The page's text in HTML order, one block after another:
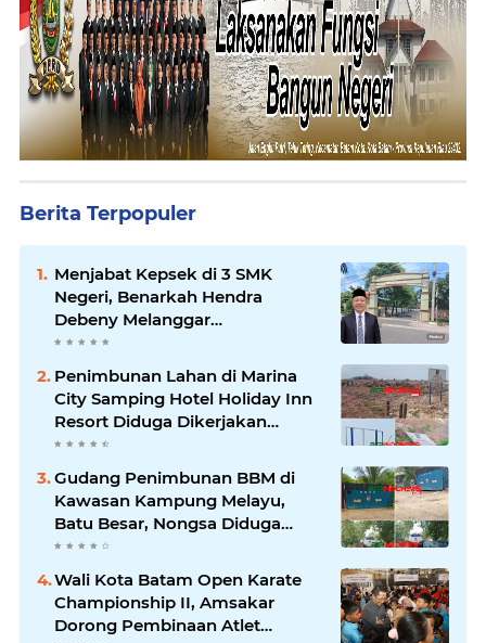
Berita Terpopuler
Menjabat Kepsek di 3 SMK
Negeri, Benarkah Hendra
Debeny Melanggar
Permendikdasmen
Penimbunan Lahan di Marina
City Samping Hotel Holiday Inn
Resort Diduga Dikerjakan
Secara Ilegal
Gudang Penimbunan BBM di
Kawasan Kampung Melayu,
Batu Besar, Nongsa Diduga
Ilegal
Wali Kota Batam Open Karate
Championship II, Amsakar
Dorong Pembinaan Atlet